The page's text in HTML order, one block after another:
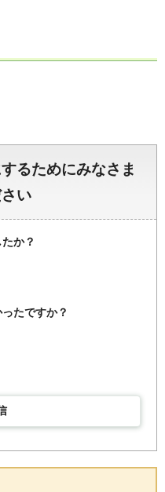
るためにみなさま
い
か？
たですか？